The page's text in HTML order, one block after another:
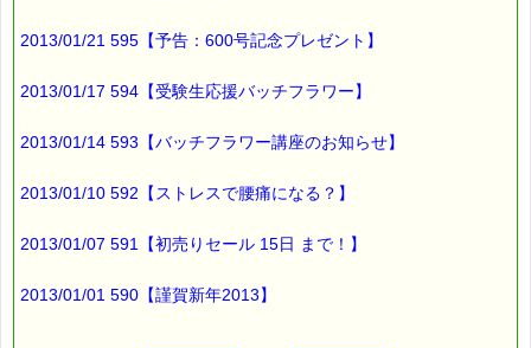
2013/01/21 595【予告：600号記念プレゼント】
2013/01/17 594【受験生応援バッチフラワー】
2013/01/14 593【バッチフラワー講座のお知らせ】
2013/01/10 592【ストレスで腰痛になる？】
2013/01/07 591【初売りセール 15日 まで！】
2013/01/01 590【謹賀新年2013】